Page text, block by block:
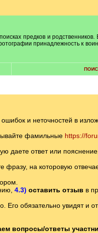
предков и родственников.
принадлежность к
и неточностей в
фамильные https://
даете ответ или
фразу, на которовую
4.3) оставить отзыв в
обязательно увидят и
вопросы/ответы